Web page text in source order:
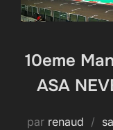
10eme
ASA
par renaud